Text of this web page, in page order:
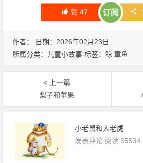
赞47 订阅
作者： 日期：2026年02月23日
所属分类： 儿童小故事 标签：鲸 章鱼
< 上一篇
梨子和苹果
小老鼠和大老虎
发表评论 阅读 35534